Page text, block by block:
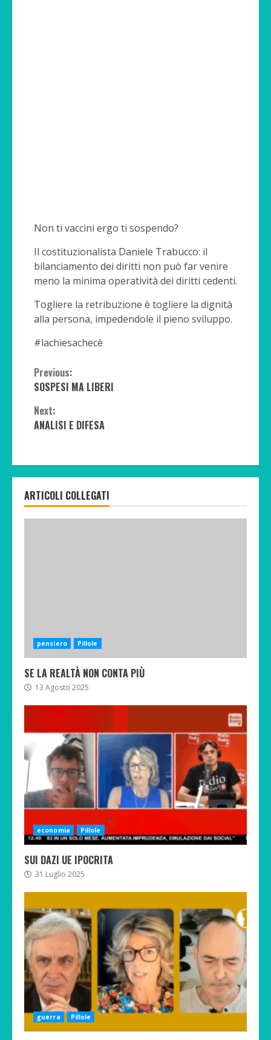
Non ti vaccini ergo ti sospendo?
Il costituzionalista Daniele Trabucco: il
bilanciamento dei diritti non può far venire
meno la minima operatività dei diritti cedenti.
Togliere la retribuzione è togliere la dignità
alla persona, impedendole il pieno sviluppo.
#lachiesachecè
Continue
Reading
Previous:
SOSPESI MA LIBERI
Next:
ANALISI E DIFESA
ARTICOLI COLLEGATI
pensiero Pillole
SE LA REALTÀ NON CONTA PIÙ
13 Agosto 2025
economia Pillole
SUI DAZI UE IPOCRITA
31 Luglio 2025
guerra Pillole